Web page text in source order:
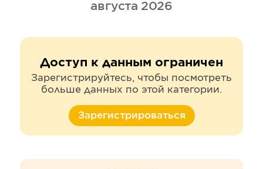
августа 2026
Доступ к данным ограничен
Зарегистрируйтесь, чтобы посмотреть
больше данных по этой категории.
Зарегистрироваться